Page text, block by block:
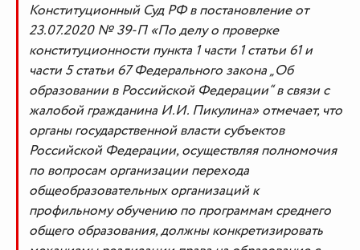
Конституционный Суд РФ в постановление от
23.07.2020 № 39-П «По делу о проверке
конституционности пункта 1 части 1 статьи 61 и
части 5 статьи 67 Федерального закона „Об
образовании в Российской Федерации“ в связи с
жалобой гражданина И.И. Пикулина» отмечает, что
органы государственной власти субъектов
Российской Федерации, осуществляя полномочия
по вопросам организации перехода
общеобразовательных организаций к
профильному обучению по программам среднего
общего образования, должны конкретизировать